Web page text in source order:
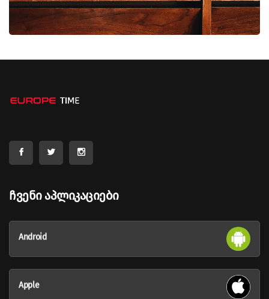
Ჩვენი Აპლიკაციები
Android
Apple